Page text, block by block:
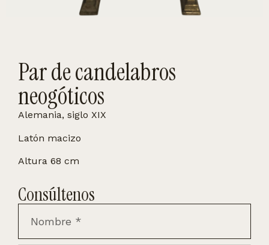
Par de candelabros
neogóticos
Alemania, siglo XIX
Latón macizo
Altura 68 cm
Consúltenos